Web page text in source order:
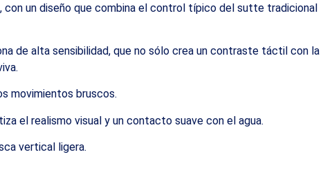
con un diseño que combina el control típico del sutte tradicional
de alta sensibilidad, que no sólo crea un contraste táctil con la
movimientos bruscos.
el realismo visual y un contacto suave con el agua.
vertical ligera.